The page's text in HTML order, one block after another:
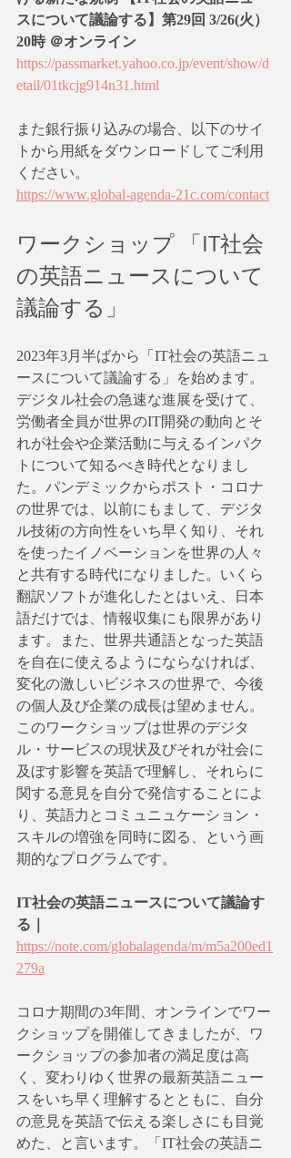
スについて議論する】第29回 3/26(火）
20時 ＠オンライン
https://passmarket.yahoo.co.jp/event/show/d
etail/01tkcjg914n31.html
また銀行振り込みの場合、以下のサイ
トから用紙をダウンロードしてご利用
ください。
https://www.global-agenda-21c.com/contact
ワークショップ 「IT社会
の英語ニュースについて
議論する」
2023年3月半ばから「IT社会の英語ニュ
ースについて議論する」を始めます。
デジタル社会の急速な進展を受けて、
労働者全員が世界のIT開発の動向とそ
れが社会や企業活動に与えるインパク
トについて知るべき時代となりまし
た。パンデミックからポスト・コロナ
の世界では、以前にもまして、デジタ
ル技術の方向性をいち早く知り、それ
を使ったイノベーションを世界の人々
と共有する時代になりました。いくら
翻訳ソフトが進化したとはいえ、日本
語だけでは、情報収集にも限界があり
ます。また、世界共通語となった英語
を自在に使えるようにならなければ、
変化の激しいビジネスの世界で、今後
の個人及び企業の成長は望めません。
このワークショップは世界のデジタ
ル・サービスの現状及びそれが社会に
及ぼす影響を英語で理解し、それらに
関する意見を自分で発信することによ
り、英語力とコミュニュケーション・
スキルの増強を同時に図る、という画
期的なプログラムです。
IT社会の英語ニュースについて議論す
る｜
https://note.com/globalagenda/m/m5a200ed1
279a
コロナ期間の3年間、オンラインでワー
クショップを開催してきましたが、ワ
ークショップの参加者の満足度は高
く、変わりゆく世界の最新英語ニュー
スをいち早く理解するとともに、自分
の意見を英語で伝える楽しさにも目覚
めた、と言います。「IT社会の英語ニ